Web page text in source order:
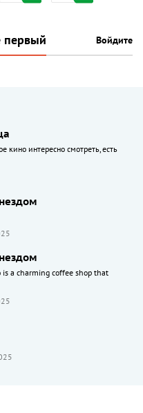
первый Войдите
кино интересно смотреть, есть
a charming coffee shop that